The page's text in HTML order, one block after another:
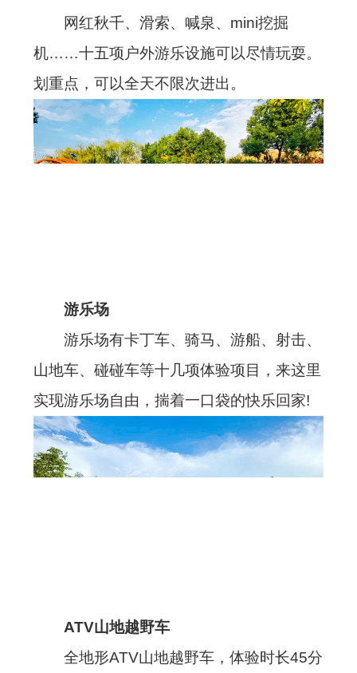
网红秋千、滑索、喊泉、mini挖掘
机……十五项户外游乐设施可以尽情玩耍。
划重点，可以全天不限次进出。
游乐场
游乐场有卡丁车、骑马、游船、射击、
山地车、碰碰车等十几项体验项目，来这里
实现游乐场自由，揣着一口袋的快乐回家!
ATV山地越野车
全地形ATV山地越野车，体验时长45分